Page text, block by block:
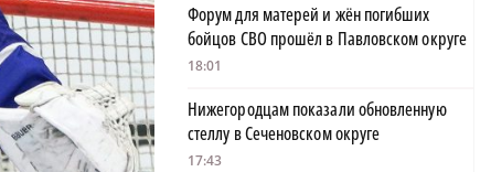
Форум для матерей и жён погибших
бойцов СВО прошёл в Павловском округе
18:01
Нижегородцам показали обновленную
стеллу в Сеченовском округе
17:43